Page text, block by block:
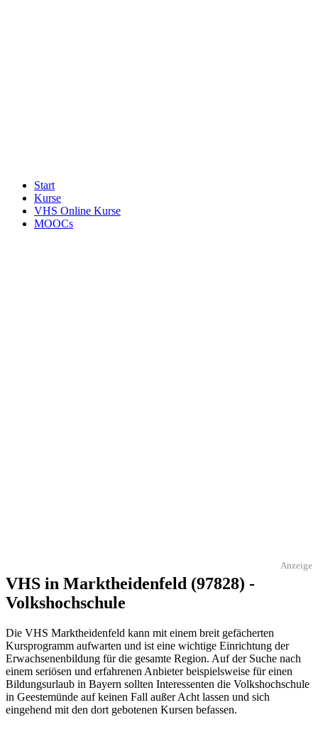
Start
Kurse
VHS Online Kurse
MOOCs
Anzeige
VHS in Marktheidenfeld (97828) -
Volkshochschule
Die VHS Marktheidenfeld kann mit einem breit gefächerten
Kursprogramm aufwarten und ist eine wichtige Einrichtung der
Erwachsenenbildung für die gesamte Region. Auf der Suche nach
einem seriösen und erfahrenen Anbieter beispielsweise für einen
Bildungsurlaub in Bayern sollten Interessenten die Volkshochschule
in Geestemünde auf keinen Fall außer Acht lassen und sich
eingehend mit den dort gebotenen Kursen befassen.